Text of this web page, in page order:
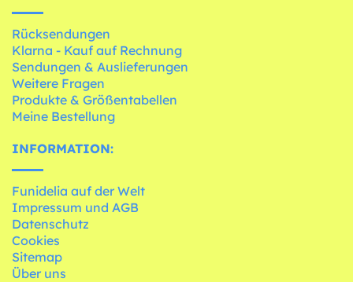
Rücksendungen
Klarna - Kauf auf Rechnung
Sendungen & Auslieferungen
Weitere Fragen
Produkte & Größentabellen
Meine Bestellung
INFORMATION:
Funidelia auf der Welt
Impressum und AGB
Datenschutz
Cookies
Sitemap
Über uns